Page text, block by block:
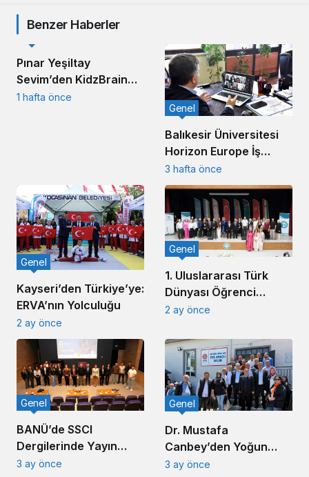
Benzer Haberler
Pınar Yeşiltay
Sevim’den KidzBrain
Vizyonu
1 hafta önce
Balıkesir Üniversitesi
Horizon Europe İş
Birliğiyle Küresel
Sahneye Çıkıyor
Genel
3 hafta önce
Kayseri’den Türkiye’ye:
ERVA’nın Yolculuğu
Genel
2 ay önce
1. Uluslararası Türk
Dünyası Öğrenci
Sempozyumu
Genel
2 ay önce
BANÜ’de SSCI
Dergilerinde Yayın
Süreci Konferansı
Genel
3 ay önce
Dr. Mustafa
Canbey’den Yoğun
Saha Mesaisi: 1 Günde
Genel
3 ay önce